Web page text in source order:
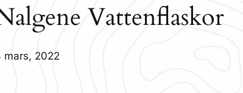
Vattenflaskor
mars, 2022